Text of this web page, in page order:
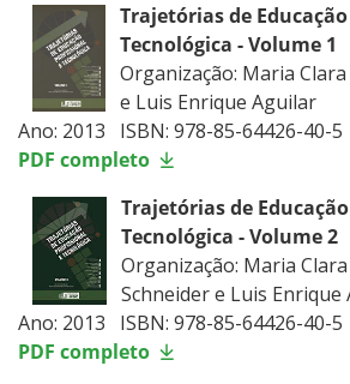
Trajetórias de
Tecnológica - Volume 1
Organização: Maria
e Luis Enrique Aguilar
Ano: 2013 ISBN: 978-85-64426-40-5
PDF completo
Trajetórias de
Tecnológica - Volume 2
Organização: Maria
Schneider e Luis Enrique
Ano: 2013 ISBN: 978-85-64426-40-5
PDF completo